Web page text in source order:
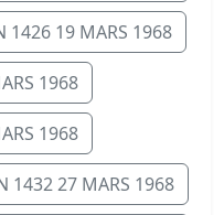
1426 19 MARS 1968
1968
1968
1432 27 MARS 1968